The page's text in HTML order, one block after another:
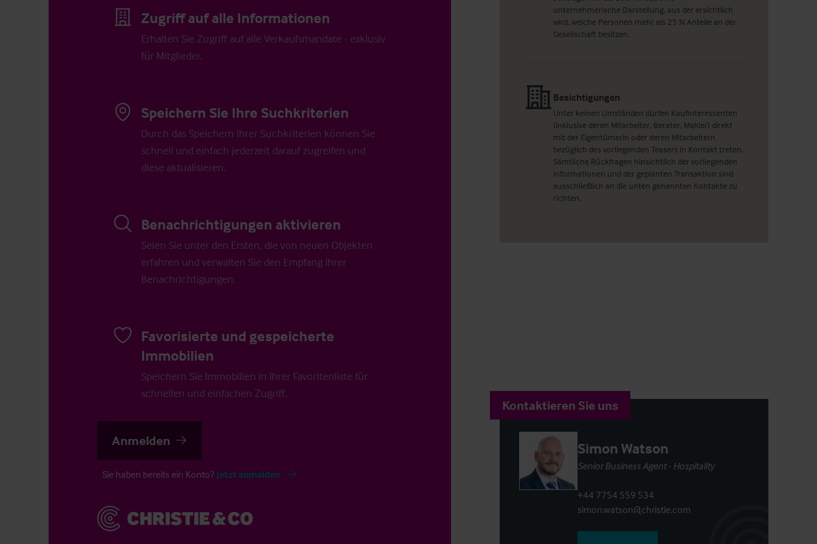
Zugriff auf alle Informationen
Erhalten Sie Zugriff auf alle Verkaufsmandate - exklusiv
für Mitglieder.
Speichern Sie Ihre Suchkriterien
Durch das Speichern Ihrer Suchkriterien können Sie
schnell und einfach jederzeit darauf zugreifen und
diese aktualisieren.
Benachrichtigungen aktivieren
Seien Sie unter den Ersten, die von neuen Objekten
erfahren und verwalten Sie den Empfang Ihrer
Benachrichtigungen.
Favorisierte und gespeicherte
Immobilien
Speichern Sie Immobilien in Ihrer Favoritenliste für
schnellen und einfachen Zugriff.
Anmelden
Sie haben bereits ein Konto? Jetzt anmelden
unternehmerische Darstellung, aus der ersichtlich
wird, welche Personen mehr als 25 % Anteile an der
Gesellschaft besitzen.
Besichtigungen
Unter keinen Umständen dürfen Kaufinteressenten
(inklusive deren Mitarbeiter, Berater, Makler) direkt
mit der Eigentümerin oder deren Mitarbeitern
bezüglich des vorliegenden Teasers in Kontakt treten.
Sämtliche Rückfragen hinsichtlich der vorliegenden
Informationen und der geplanten Transaktion sind
ausschließlich an die unten genannten Kontakte zu
richten.
Kontaktieren Sie uns
Simon Watson
Senior Business Agent - Hospitality
+44 7754 559 534
simon.watson@christie.com